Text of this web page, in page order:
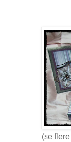
(se